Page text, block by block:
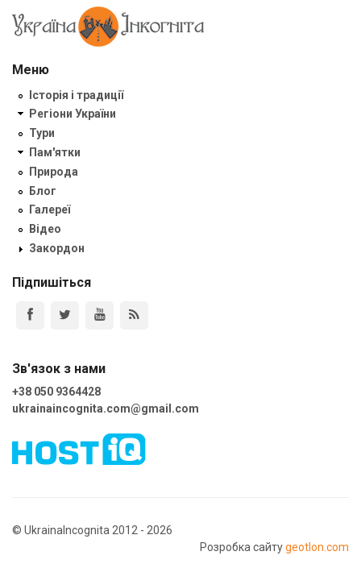
Меню
Історія і традиції
Регіони України
Тури
Пам'ятки
Природа
Блог
Галереї
Відео
Закордон
Підпишіться
Зв'язок з нами
+38 050 9364428
ukrainaincognita.com@gmail.com
© UkrainaIncognita 2012 - 2026
Розробка сайтуgeotlon.com